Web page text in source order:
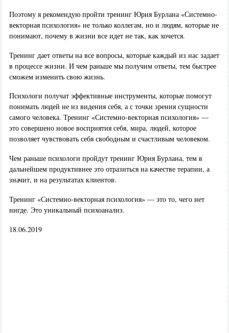
Поэтому я рекомендую пройти тренинг Юрия Бурлана «Системно-
векторная психология» не только коллегам, но и людям, которые не
понимают, почему в жизни все идет не так, как хочется.
Тренинг дает ответы на все вопросы, которые каждый из нас задает
в процессе жизни. И чем раньше мы получим ответы, тем быстрее
сможем изменить свою жизнь.
Психологи получат эффективные инструменты, которые помогут
понимать людей не из видения себя, а с точки зрения сущности
самого человека. Тренинг «Системно-векторная психология» —
это совершено новое восприятия себя, мира, людей, которое
позволяет чувствовать себя свободным и счастливым человеком.
Чем раньше психологи пройдут тренинг Юрия Бурлана, тем в
дальнейшем продуктивнее это отразиться на качестве терапии, а
значит, и на результатах клиентов.
Тренинг «Системно-векторная психология» — это то, чего нет
нигде. Это уникальный психоанализ.
18.06.2019